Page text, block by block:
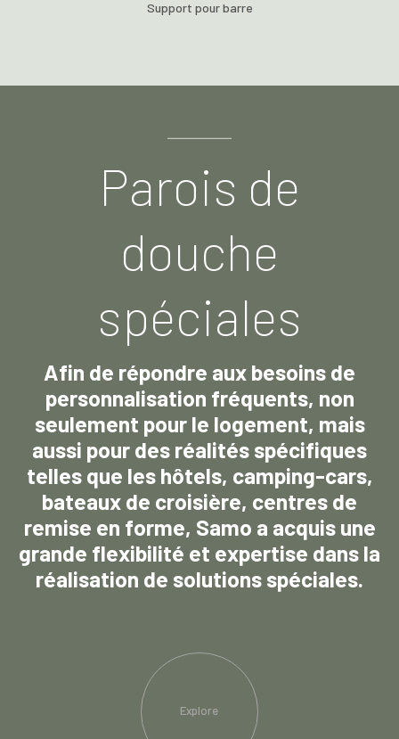
Support pour barre
Parois de
douche
spéciales
Afin de répondre aux besoins de
personnalisation fréquents, non
seulement pour le logement, mais
aussi pour des réalités spécifiques
telles que les hôtels, camping-cars,
bateaux de croisière, centres de
remise en forme, Samo a acquis une
grande flexibilité et expertise dans la
réalisation de solutions spéciales.
Explore